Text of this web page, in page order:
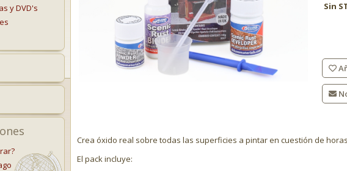
y DVD's
Sin
Crea óxido real sobre todas las superficies a pintar en cuestión de
El pack incluye: